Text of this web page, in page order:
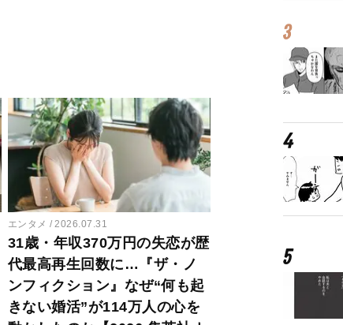
エンタメ 2026.07.31
31歳・年収370万円の失恋が歴
代最高再生回数に…『ザ・ノ
ンフィクション』なぜ“何も起
きない婚活”が114万人の心を